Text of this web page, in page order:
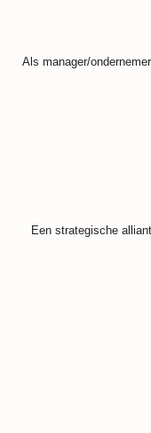
Als manager/
Een strategische